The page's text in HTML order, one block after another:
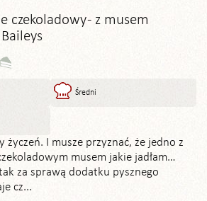
czekoladowy - z musem
Średni
życzeń. I musze przyznać, że jedno z
musem jakie jadłam…
za sprawą dodatku pysznego
cz...